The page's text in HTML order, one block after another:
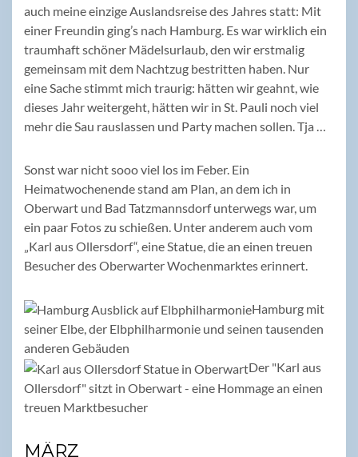
auch meine einzige Auslandsreise des Jahres statt: Mit
einer Freundin ging’s nach Hamburg. Es war wirklich ein
traumhaft schöner Mädelsurlaub, den wir erstmalig
gemeinsam mit dem Nachtzug bestritten haben. Nur
eine Sache stimmt mich traurig: hätten wir geahnt, wie
dieses Jahr weitergeht, hätten wir in St. Pauli noch viel
mehr die Sau rauslassen und Party machen sollen. Tja …
Sonst war nicht sooo viel los im Feber. Ein
Heimatwochenende stand am Plan, an dem ich in
Oberwart und Bad Tatzmannsdorf unterwegs war, um
ein paar Fotos zu schießen. Unter anderem auch vom
„Karl aus Ollersdorf“, eine Statue, die an einen treuen
Besucher des Oberwarter Wochenmarktes erinnert.
Hamburg mit
seiner Elbe, der Elbphilharmonie und seinen tausenden
anderen Gebäuden
Der "Karl aus
Ollersdorf" sitzt in Oberwart - eine Hommage an einen
treuen Marktbesucher
MÄRZ